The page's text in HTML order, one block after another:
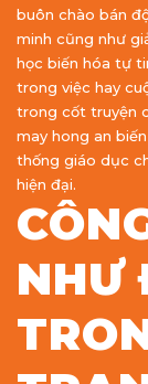
buôn chào bán
minh cũng như
học biến hóa tự
trong việc hay
trong cốt truyện
may hong an
thống giáo dục
hiện đại.
NHƯ